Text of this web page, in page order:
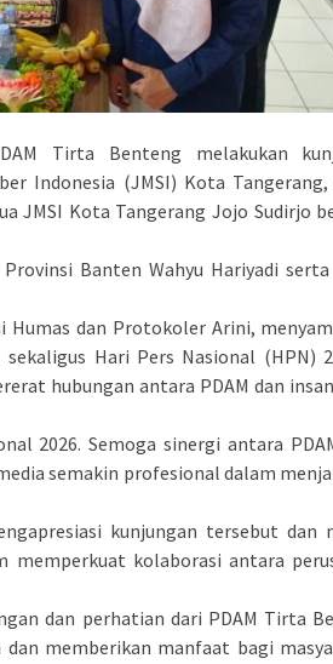
Tirta Benteng melakukan
Indonesia (JMSI) Kota Tangerang,
JMSI Kota Tangerang Jojo Sudirjo
Banten Wahyu Hariyadi serta
Humas dan Protokoler Arini,
Hari Pers Nasional (HPN)
hubungan antara PDAM dan
2026. Semoga sinergi antara
semakin profesional dalam
kunjungan tersebut dan
kolaborasi antara
dan perhatian dari PDAM Tirta
memberikan manfaat bagi